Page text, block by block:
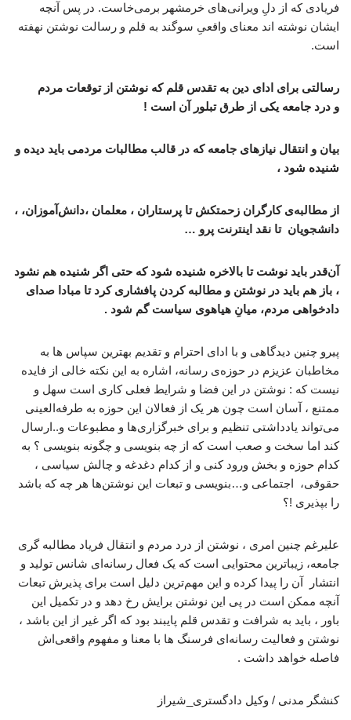
فریادی که از دلِ ویرانی‌های خرمشهر برمی‌خاست. در پس آنچه
ایشان نوشته اند معنای واقعیِ سوگند به قلم و رسالت نوشتن نهفته
است.
رسالتی برای ادای دین به تقدس قلم که نوشتن از توقعات مردم
و درد جامعه یکی از طرق تبلور آن است !
بیان و انتقال نیازهای جامعه که در قالب مطالبات مردمی باید دیده و
شنیده شود ،
از مطالبه‌ی کارگران زحمتکش تا پرستاران ، معلمان ،دانش‌آموزان، ،
دانشجویان تا نقد اینترنت پرو …
آن‌قدر باید نوشت تا بالاخره شنیده شود که حتی اگر شنیده هم نشود
، باز هم باید در نوشتن و مطالبه کردن پافشاری کرد تا مبادا صدای
دادخواهی مردم، میانِ هیاهوی سیاست گم شود .
پیرو چنین دیدگاهی و با ادای احترام و تقدیم بهترین سپاس ها به
مخاطبان عزیزم در حوزه‌ی رسانه، اشاره به این نکته خالی از فایده
نیست که : نوشتن در این فضا و شرایط فعلی کاری است سهل و
ممتنع ، آسان است چون هر یک از فعالان این حوزه به طرفه‌العینی
می‌تواند یادداشتی تنظیم و برای خبرگزاری‌ها و مطبوعات و..ارسال
کند اما سخت و صعب است که از چه بنویسی و چگونه بنویسی ؟ به
کدام حوزه و بخش ورود کنی و از کدام دغدغه و چالش سیاسی ،
حقوقی، اجتماعی و…بنویسی و تبعات این نوشتن‌ها هر چه که باشد
را بپذیری !؟
علیرغم چنین امری ، نوشتن از درد مردم و انتقال فریاد مطالبه گری
جامعه، زیباترین محتوایی است که یک فعال رسانه‌ای شانس تولید و
انتشار آن را پیدا کرده و این مهم‌ترین دلیل است برای پذیرش تبعات
آنچه ممکن است در پی این نوشتن برایش رخ دهد و در تکمیل این
باور ، باید به شرافت و تقدس قلم پایبند بود که اگر غیر از این باشد ،
نوشتن و فعالیت رسانه‌ای فرسنگ ها با معنا و مفهوم واقعی‌اش
فاصله خواهد داشت .
کنشگر مدنی / وکیل دادگستری_شیراز